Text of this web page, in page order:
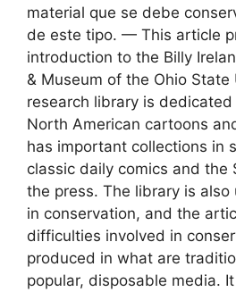
material que se debe
de este tipo. — This article
introduction to the Billy
& Museum of the Ohio State
research library is
North American cartoons
has important collections in
classic daily comics and the
the press. The library is
in conservation, and the
difficulties involved in
produced in what are
popular, disposable media.